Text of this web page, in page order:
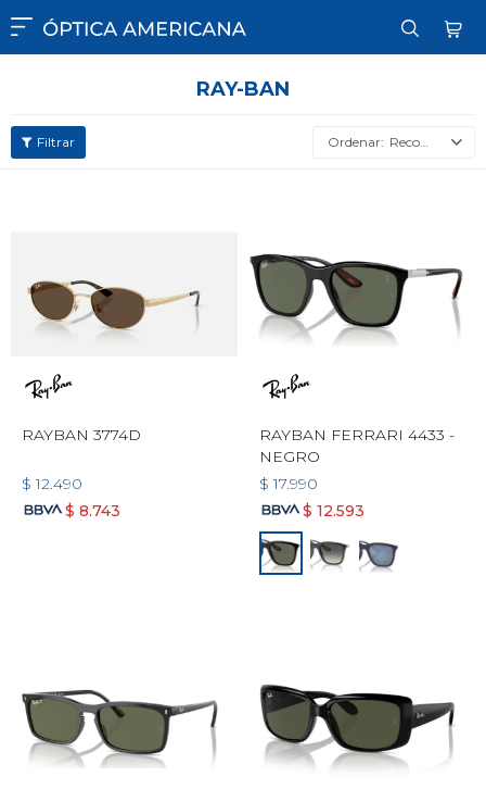

RAY-BAN
Recomendados
RAYBAN 3774D
$ 12.490
$ 8.743
RAYBAN FERRARI 4433 -
NEGRO
$ 17.990
$ 12.593